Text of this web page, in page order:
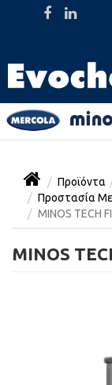
Προϊόντα
Προστασία
MINOS TECH
MINOS